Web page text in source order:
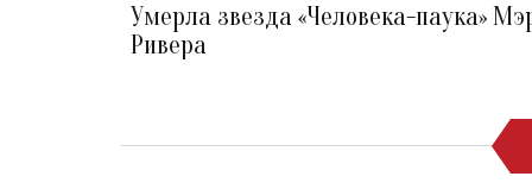
Умерла звезда «Человека-паука»
Ривера